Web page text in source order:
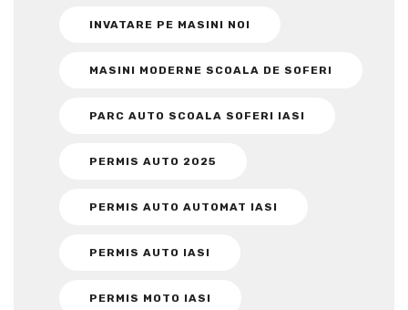
INVATARE PE MASINI NOI
MASINI MODERNE SCOALA DE SOFERI
PARC AUTO SCOALA SOFERI IASI
PERMIS AUTO 2025
PERMIS AUTO AUTOMAT IASI
PERMIS AUTO IASI
PERMIS MOTO IASI